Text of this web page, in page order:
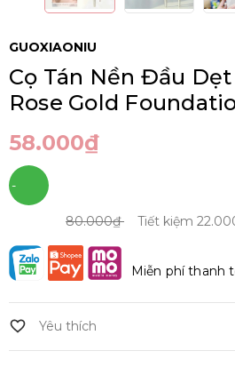
GUOXIAONIU
Cọ Tán Nền Đầu Dẹt
Rose Gold
58.000₫
-
80.000₫ Tiết kiệm
Miễn phí thanh